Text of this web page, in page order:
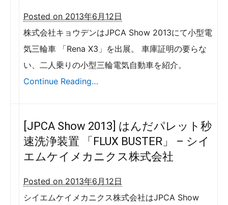
Posted on 2013年6月12日
株式会社キョウデンはJPCA Show 2013にて小型電
気三輪車 「Rena X3」を出展。 車庫証明の要らな
い、二人乗りの小型三輪電気自動車を紹介。
Continue Reading…
[JPCA Show 2013] はんだパレット秒
速洗浄装置 「FLUX BUSTER」 – シイ
エムケイメカニクス株式会社
Posted on 2013年6月12日
シイエムケイメカニクス株式会社はJPCA Show